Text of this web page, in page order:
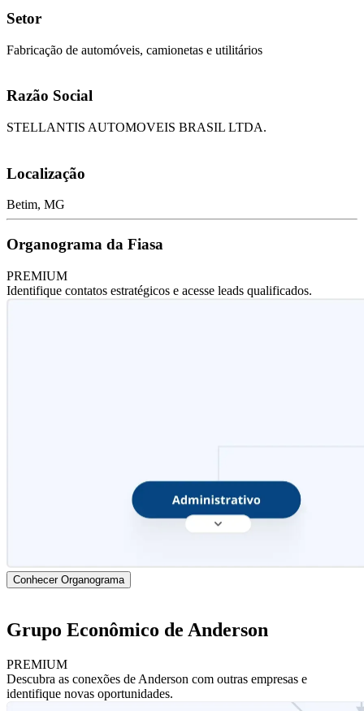
Setor
Fabricação de automóveis, camionetas e utilitários
Razão Social
STELLANTIS AUTOMOVEIS BRASIL LTDA.
Localização
Betim, MG
Organograma da Fiasa
PREMIUM
Identifique contatos estratégicos e acesse leads qualificados.
Conhecer Organograma
Grupo Econômico de Anderson
PREMIUM
Descubra as conexões de Anderson com outras empresas e
identifique novas oportunidades.